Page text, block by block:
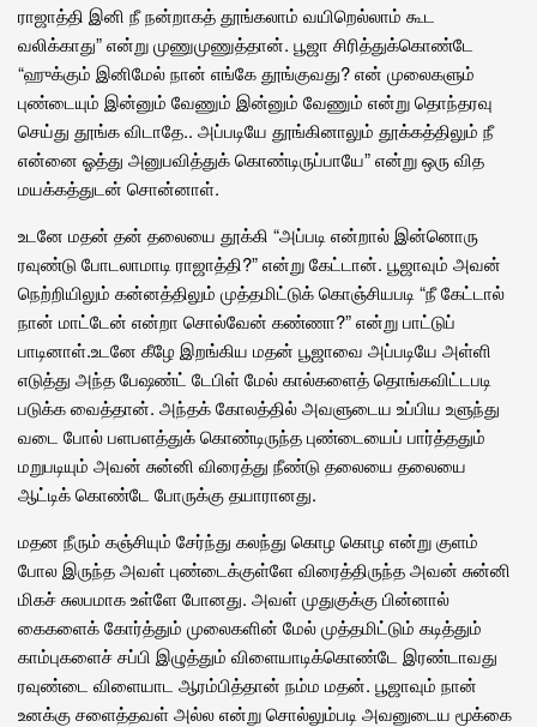
ராஜாத்தி இனி நீ நன்றாகத் தூங்கலாம் வயிறெல்லாம் கூட
வலிக்காது” என்று முணுமுணுத்தான். பூஜா சிரித்துக்கொண்டே
“ஹுக்கும் இனிமேல் நான் எங்கே தூங்குவது? என் முலைகளும்
புண்டையும் இன்னும் வேணும் இன்னும் வேணும் என்று தொந்தரவு
செய்து தூங்க விடாதே.. அப்படியே தூங்கினாலும் தூக்கத்திலும் நீ
என்னை ஓத்து அனுபவித்துக் கொண்டிருப்பாயே” என்று ஒரு வித
மயக்கத்துடன் சொன்னாள்.
உடனே மதன் தன் தலையை தூக்கி “அப்படி என்றால் இன்னொரு
ரவுண்டு போடலாமாடி ராஜாத்தி?” என்று கேட்டான். பூஜாவும் அவன்
நெற்றியிலும் கன்னத்திலும் முத்தமிட்டுக் கொஞ்சியபடி “நீ கேட்டால்
நான் மாட்டேன் என்றா சொல்வேன் கண்ணா?” என்று பாட்டுப்
பாடினாள்.உடனே கீழே இறங்கிய மதன் பூஜாவை அப்படியே அள்ளி
எடுத்து அந்த பேஷண்ட் டேபிள் மேல் கால்களைத் தொங்கவிட்டபடி
படுக்க வைத்தான். அந்தக் கோலத்தில் அவளுடைய உப்பிய உளுந்து
வடை போல் பளபளத்துக் கொண்டிருந்த புண்டையைப் பார்த்ததும்
மறுபடியும் அவன் சுன்னி விரைத்து நீண்டு தலையை தலையை
ஆட்டிக் கொண்டே போருக்கு தயாரானது.
மதன நீரும் கஞ்சியும் சேர்ந்து கலந்து கொழ கொழ என்று குளம்
போல இருந்த அவள் புண்டைக்குள்ளே விரைத்திருந்த அவன் சுன்னி
மிகச் சுலபமாக உள்ளே போனது. அவள் முதுகுக்கு பின்னால்
கைகளைக் கோர்த்தும் முலைகளின் மேல் முத்தமிட்டும் கடித்தும்
காம்புகளைச் சப்பி இழுத்தும் விளையாடிக்கொண்டே இரண்டாவது
ரவுண்டை விளையாட ஆரம்பித்தான் நம்ம மதன். பூஜாவும் நான்
உனக்கு சளைத்தவள் அல்ல என்று சொல்லும்படி அவனுடைய மூக்கை